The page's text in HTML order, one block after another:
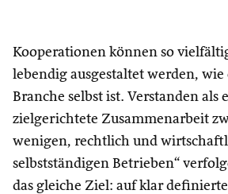
Kooperationen können so
lebendig ausgestaltet werden, wie
Branche selbst ist. Verstanden als
zielgerichtete Zusammenarbeit
wenigen, rechtlich und
selbstständigen Betrieben“
das gleiche Ziel: auf klar